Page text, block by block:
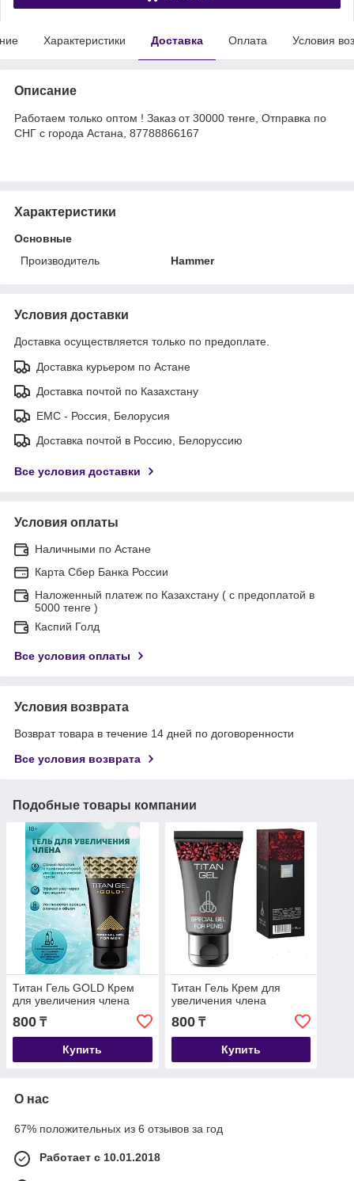
Характеристики Доставка Оплата Условия
Описание
Работаем только оптом ! Заказ от 30000 тенге, Отправка по
СНГ с города Астана, 87788866167
Характеристики
Основные
Производитель
Hammer
Условия доставки
Доставка осуществляется только по предоплате.
Доставка курьером по Астане
Доставка почтой по Казахстану
ЕМС - Россия, Белорусия
Доставка почтой в Россию, Белоруссию
Все условия доставки
Условия оплаты
Наличными по Астане
Карта Сбер Банка России
Наложенный платеж по Казахстану ( с предоплатой в
5000 тенге )
Каспий Голд
Все условия оплаты
Условия возврата
Возврат товара в течение 14 дней по договоренности
Все условия возврата
Подобные товары компании
Титан Гель GOLD Крем
для увеличения члена
800 ₸
Купить
Титан Гель Крем для
увеличения члена
800₸
Купить
О нас
67% положительных из 6 отзывов за год
Работает с 10.01.2018